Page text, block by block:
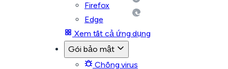
Firefox
Edge
Xem tất cả ứng dụng
Gói bảo mật
Chống virus